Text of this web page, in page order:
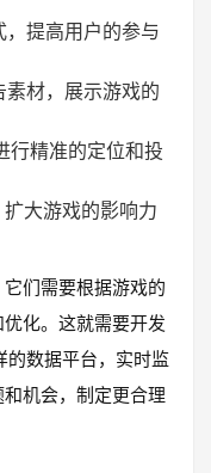
提高用户的参与
材，展示游戏的
行精准的定位和投
大游戏的影响力
们需要根据游戏的
化。这就需要开发
的数据平台，实时监
机会，制定更合理